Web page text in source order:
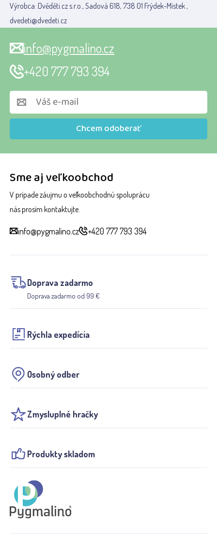
Výrobca: Dvěděti.cz s.r.o., Sadová 618, 738 01 Frýdek-Místek ,
dvedeti@dvedeti.cz
Sme aj veľkoobchod
V prípade záujmu o veľkoobchodnú spoluprácu
nás prosím kontaktujte.
info@pygmalino.cz +420 777 793 394
Doprava zadarmo
Doprava zadarmo od 99 €
Rýchla expedícia
Osobný odber
Zmysluplné hračky
Produkty skladom
Chcem odoberať
info@pygmalino.cz
+420 777 793 394